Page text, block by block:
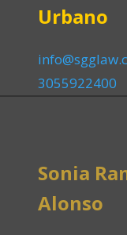
Urbano
3055922400
Sonia
Alonso